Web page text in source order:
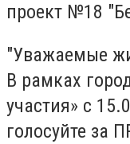
проект №18
"Уважаемые
В рамках
участия» с
голосуйте за